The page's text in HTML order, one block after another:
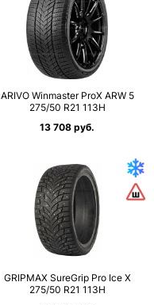
ARIVO Winmaster ProX ARW 5
275/50 R21 113H
13 708 руб.
GRIPMAX SureGrip Pro Ice X
275/50 R21 113H